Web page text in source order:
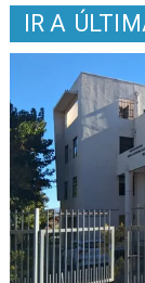
IR A